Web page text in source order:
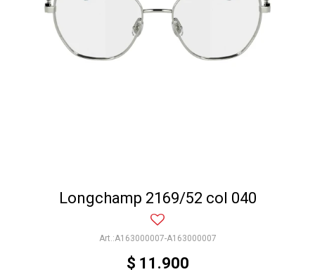
Longchamp 2169/52 col 040
A163000007-A163000007
$ 11.900